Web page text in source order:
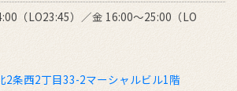
（LO23:45）／金 16:00～25:00（LO
2条西2丁目33-2マーシャルビル1階